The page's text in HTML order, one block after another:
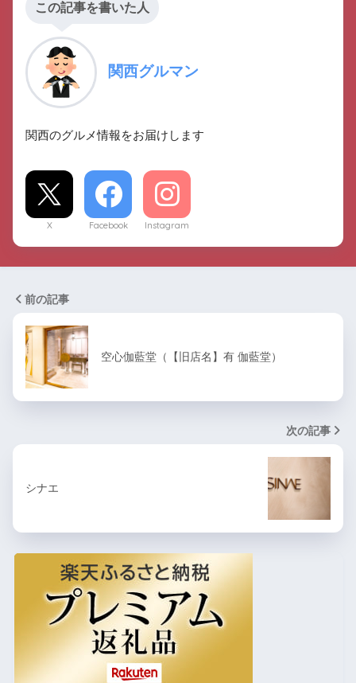
この記事を書いた人
関西グルマン
関西のグルメ情報をお届けします
X Facebook Instagram
前の記事
空心伽藍堂（【旧店名】有 伽藍堂）
次の記事
シナエ